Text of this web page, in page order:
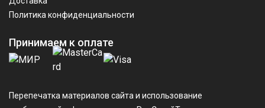
Политика конфиденциальности
Принимаем к оплате
Перепечатка материалов сайта и использование